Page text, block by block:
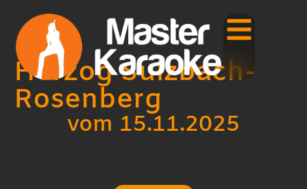
Herzog Sulzbach-
Rosenberg
vom 15.11.2025